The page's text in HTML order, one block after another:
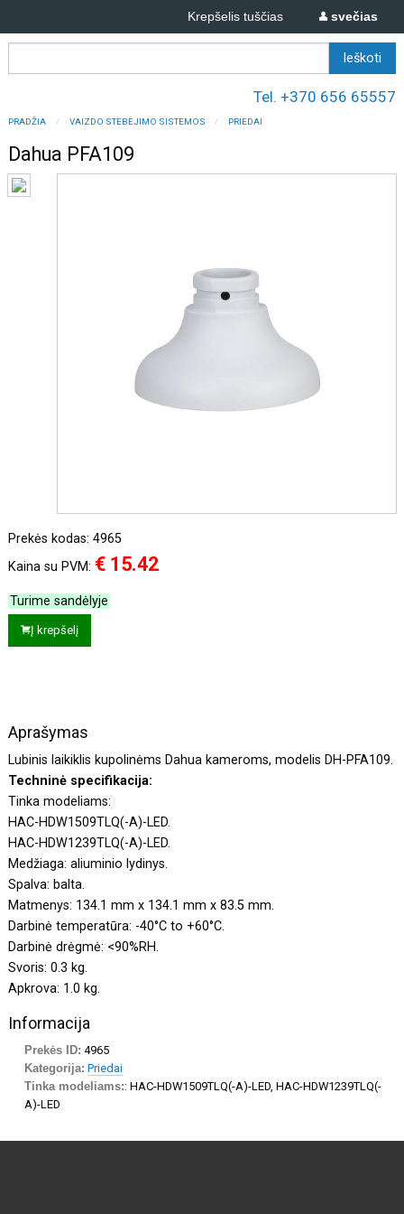
svečias
Krepšelis tuščias
Tel. +370 656 65557
PRADŽIA VAIZDO STEBĖJIMO SISTEMOS PRIEDAI
Dahua PFA109
Prekės kodas: 4965
Kaina su PVM: € 15.42
Turime sandėlyje
Į krepšelį
Aprašymas
Lubinis laikiklis kupolinėms Dahua kameroms, modelis DH-PFA109.
Techninė specifikacija:
Tinka modeliams:
HAC-HDW1509TLQ(-A)-LED.
HAC-HDW1239TLQ(-A)-LED.
Medžiaga: aliuminio lydinys.
Spalva: balta.
Matmenys: 134.1 mm x 134.1 mm x 83.5 mm.
Darbinė temperatūra: -40°C to +60°C.
Darbinė drėgmė: <90%RH.
Svoris: 0.3 kg.
Apkrova: 1.0 kg.
Informacija
Prekės ID: 4965
Kategorija: Priedai
Tinka modeliams:: HAC-HDW1509TLQ(-A)-LED, HAC-HDW1239TLQ(-
A)-LED